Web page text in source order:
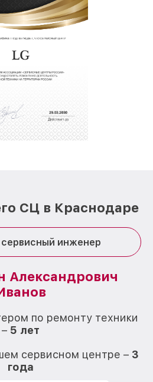
СЦ в Краснодаре
инженер
Александрович
по ремонту техники
– 5 лет
сервисном центре – 3
года